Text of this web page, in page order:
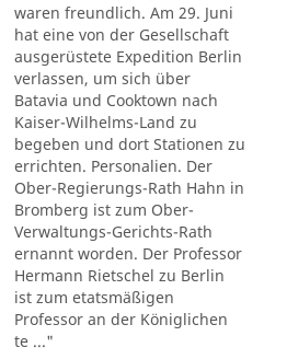
waren freundlich. Am 29. Juni
hat eine von der Gesellschaft
ausgerüstete Expedition Berlin
verlassen, um sich über
Batavia und Cooktown nach
Kaiser-Wilhelms-Land zu
begeben und dort Stationen zu
errichten. Personalien. Der
Ober-Regierungs-Rath Hahn in
Bromberg ist zum Ober-
Verwaltungs-Gerichts-Rath
ernannt worden. Der Professor
Hermann Rietschel zu Berlin
ist zum etatsmäßigen
Professor an der Königlichen
te ..."